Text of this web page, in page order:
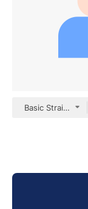
Basic Straight Flat